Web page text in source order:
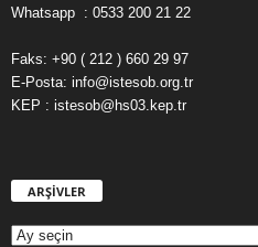
Whatsapp : 0533 200 21 22
Faks: +90 ( 212 ) 660 29 97
E-Posta: info@istesob.org.tr
KEP : istesob@hs03.kep.tr
ARŞİVLER